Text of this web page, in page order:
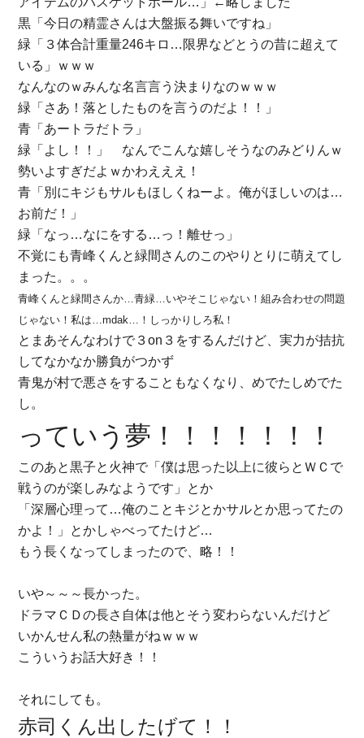
黒「今日の精霊さんは大盤振る舞いですね」
緑「３体合計重量246キロ…限界などとうの昔に超えて
いる」ｗｗｗ
なんなのｗみんな名言言う決まりなのｗｗｗ
緑「さあ！落としたものを言うのだよ！！」
青「あートラだトラ」
緑「よし！！」 なんでこんな嬉しそうなのみどりんｗ
勢いよすぎだよｗかわえええ！
青「別にキジもサルもほしくねーよ。俺がほしいのは…
お前だ！」
緑「なっ…なにをする…っ！離せっ」
不覚にも青峰くんと緑間さんのこのやりとりに萌えてし
まった。。。
青峰くんと緑間さんか…青緑…いやそこじゃない！組み合わせの問題
じゃない！私は…mdak…！しっかりしろ私！
とまあそんなわけで３on３をするんだけど、実力が拮抗
してなかなか勝負がつかず
青鬼が村で悪さをすることもなくなり、めでたしめでた
し。
っていう夢！！！！！！！
このあと黒子と火神で「僕は思った以上に彼らとＷＣで
戦うのが楽しみなようです」とか
「深層心理って…俺のことキジとかサルとか思ってたの
かよ！」とかしゃべってたけど…
もう長くなってしまったので、略！！
いや～～～長かった。
ドラマＣＤの長さ自体は他とそう変わらないんだけど
いかんせん私の熱量がねｗｗｗ
こういうお話大好き！！
それにしても。
赤司くん出したげて！！